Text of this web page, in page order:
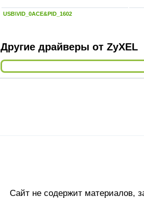
USB\VID_0ACE&PID_1602
Другие драйверы от ZyXEL
Сайт не содержит материалов,